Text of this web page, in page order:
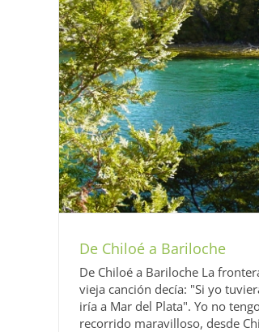
De Chiloé a Bariloche
De Chiloé a Bariloche La
vieja canción decía: "Si yo
iría a Mar del Plata". Yo no
recorrido maravilloso, desde